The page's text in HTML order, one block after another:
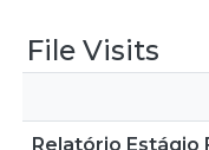
File Visits
Relatório Estágio